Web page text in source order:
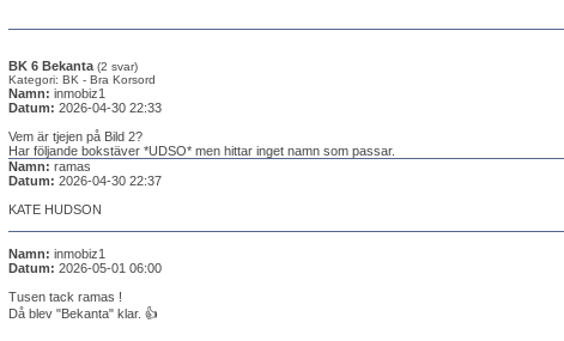
BK 6 Bekanta (2 svar)
Kategori: BK - Bra Korsord
Namn: inmobiz1
Datum: 2026-04-30 22:33
Vem är tjejen på Bild 2?
Har följande bokstäver *UDSO* men hittar inget namn som passar.
Namn: ramas
Datum: 2026-04-30 22:37
KATE HUDSON
Namn: inmobiz1
Datum: 2026-05-01 06:00
Tusen tack ramas !
Då blev "Bekanta" klar. 👍